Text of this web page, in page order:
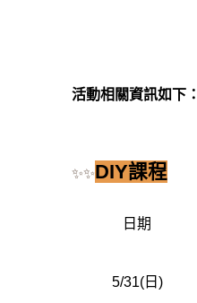
活動相關資訊如下：
✨✨DIY課程
日期
5/31(日)